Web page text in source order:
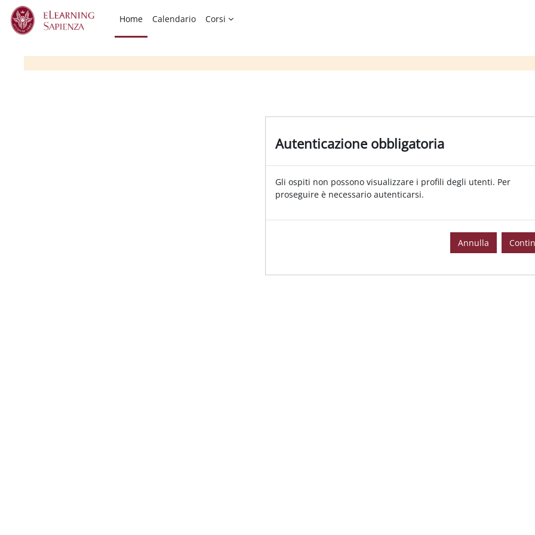
Vai al contenuto principale
Home
Calendario Corsi
Autenticazione obbligatoria
Gli ospiti non possono visualizzare i profili degli utenti. Per
proseguire è necessario autenticarsi.
Annulla